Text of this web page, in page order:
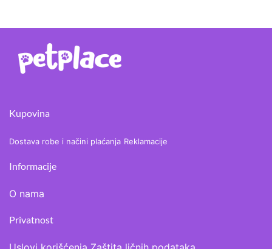
Kupovina
Dostava robe i načini plaćanja Reklamacije
Informacije
O nama
Privatnost